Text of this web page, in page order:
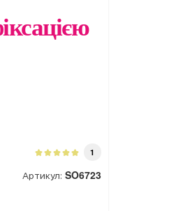
1
Артикул: SO6723